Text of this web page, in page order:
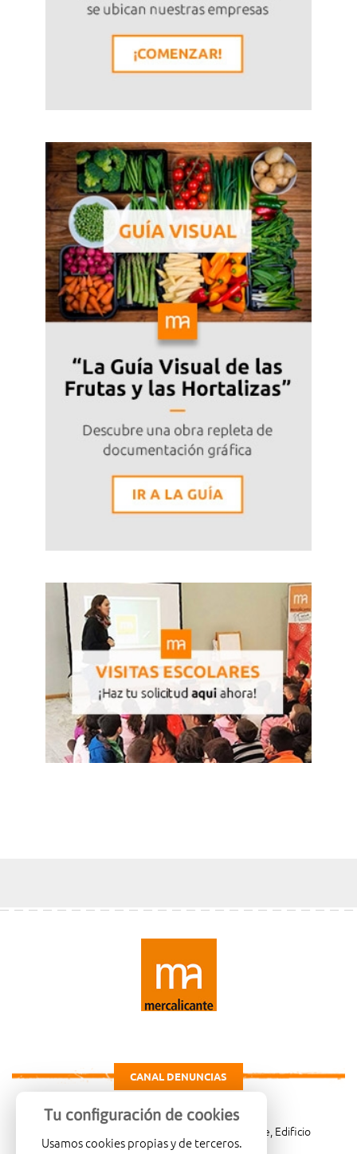
CANAL DENUNCIAS
Carretera de Madrid Km. 4, 03114 Alicante, Edificio
Administrativo, planta 3ª
Tu configuración de cookies
Usamos cookies propias y de terceros.